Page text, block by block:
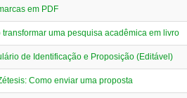
em PDF
transformar uma pesquisa acadêmica em livro
de Identificação e Proposição (Editável)
Como enviar uma proposta